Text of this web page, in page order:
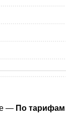
— По